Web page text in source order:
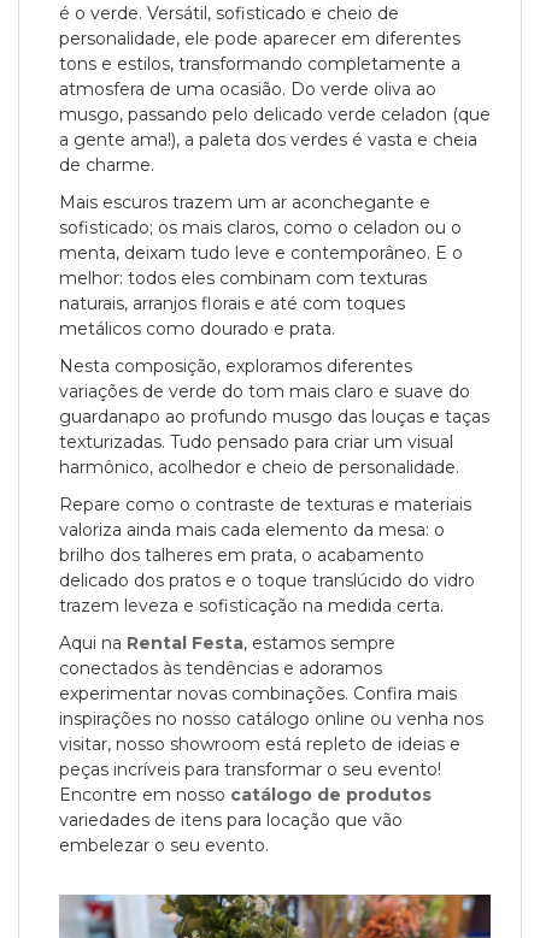
é o verde. Versátil, sofisticado e cheio de
personalidade, ele pode aparecer em diferentes
tons e estilos, transformando completamente a
atmosfera de uma ocasião. Do verde oliva ao
musgo, passando pelo delicado verde celadon (que
a gente ama!), a paleta dos verdes é vasta e cheia
de charme.
Mais escuros trazem um ar aconchegante e
sofisticado; os mais claros, como o celadon ou o
menta, deixam tudo leve e contemporâneo. E o
melhor: todos eles combinam com texturas
naturais, arranjos florais e até com toques
metálicos como dourado e prata.
Nesta composição, exploramos diferentes
variações de verde do tom mais claro e suave do
guardanapo ao profundo musgo das louças e taças
texturizadas. Tudo pensado para criar um visual
harmônico, acolhedor e cheio de personalidade.
Repare como o contraste de texturas e materiais
valoriza ainda mais cada elemento da mesa: o
brilho dos talheres em prata, o acabamento
delicado dos pratos e o toque translúcido do vidro
trazem leveza e sofisticação na medida certa.
Aqui na Rental Festa, estamos sempre
conectados às tendências e adoramos
experimentar novas combinações. Confira mais
inspirações no nosso catálogo online ou venha nos
visitar, nosso showroom está repleto de ideias e
peças incríveis para transformar o seu evento!
Encontre em nosso catálogo de produtos
variedades de itens para locação que vão
embelezar o seu evento.